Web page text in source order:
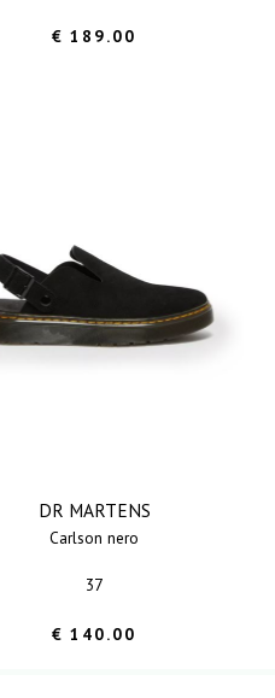
€ 189.00
DR MARTENS
carlson nero
37
€ 140.00